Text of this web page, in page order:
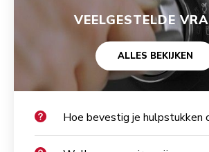
VEELGESTELDE
ALLES BEKIJKEN
Hoe bevestig je hulpstukken